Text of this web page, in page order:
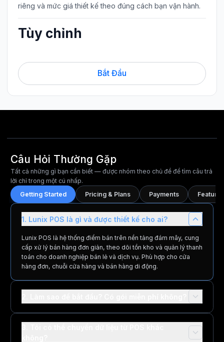
riêng và mức giá thiết kế theo đúng cách bạn vận hành.
Tùy chỉnh
Bắt Đầu
Câu Hỏi Thường Gặp
Tất cả những gì bạn cần biết — được nhóm theo chủ đề để tìm câu trả
lời chỉ trong một cú nhấp.
Getting Started
Pricing & Plans Payments
1. Lunix POS là gì và được thiết kế cho ai?
Lunix POS là hệ thống điểm bán trên nền tảng đám mây, cung
cấp xử lý bán hàng đơn giản, theo dõi tồn kho và quản lý thanh
toán cho doanh nghiệp bán lẻ và dịch vụ. Phù hợp cho cửa
hàng đơn, chuỗi cửa hàng và bán hàng di động.